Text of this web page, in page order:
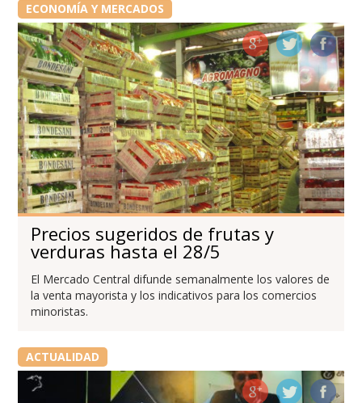
ECONOMÍA Y MERCADOS
Precios sugeridos de frutas y
verduras hasta el 28/5
El Mercado Central difunde semanalmente los valores de
la venta mayorista y los indicativos para los comercios
minoristas.
ACTUALIDAD